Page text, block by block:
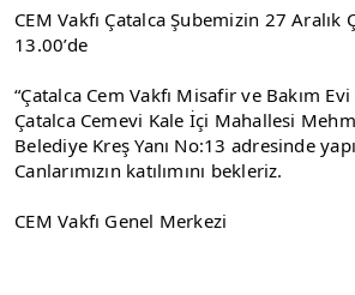
CEM Vakfı Çatalca Şubemizin 27 Aralık
13.00’de
“Çatalca Cem Vakfı Misafir ve Bakım
Çatalca Cemevi Kale İçi Mahallesi
Belediye Kreş Yanı No:13 adresinde
Canlarımızın katılımını bekleriz.
CEM Vakfı Genel Merkezi